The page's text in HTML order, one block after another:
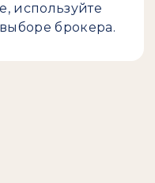
используйте
брокера.